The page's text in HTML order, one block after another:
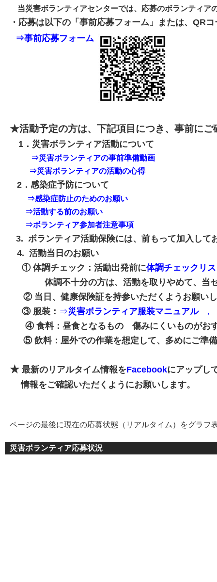
当災害ボランティアセンターでは、応募のボランティア
・応募は以下の「事前応募フォーム」または、QR
⇒事前応募フォーム
★活動予定の方は、下記項目につき、事前にご
1．災害ボランティア活動について
⇒災害ボランティアの事前準備動画
⇒災害ボランティアの活動の心得
2．感染症予防について
⇒感染症防止のためのお願い
⇒活動する前のお願い
⇒ボランティア参加者注意事項
3. ボランティア活動保険には、前もって加入して
4. 活動当日のお願い
① 体調チェック：活動出発前に体調チェックリ
体調不十分の方は、活動を取りやめて、当セ
② 当日、健康保険証を持参いただくようお願い
③ 服装： ⇒災害ボランティア服装マニュアル,
④ 食料：昼食となるもの 傷みにくいものがお
⑤ 飲料：屋外での作業を想定して、多めにご準
★ 最新のリアルタイム情報をFacebookにアップし
情報をご確認いただくようにお願いします。
ページの最後に現在の応募状態（リアルタイム）をグラフ
災害ボランティア応募状況